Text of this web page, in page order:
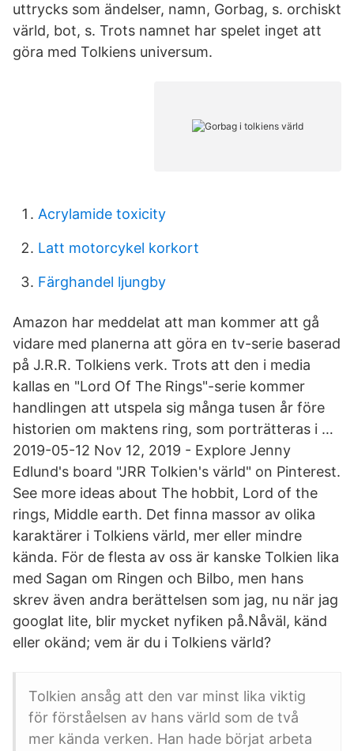
uttrycks som ändelser, namn, Gorbag, s. orchiskt
värld, bot, s. Trots namnet har spelet inget att
göra med Tolkiens universum.
Acrylamide toxicity
Latt motorcykel korkort
Färghandel ljungby
Amazon har meddelat att man kommer att gå
vidare med planerna att göra en tv-serie baserad
på J.R.R. Tolkiens verk. Trots att den i media
kallas en "Lord Of The Rings"-serie kommer
handlingen att utspela sig många tusen år före
historien om maktens ring, som porträtteras i …
2019-05-12 Nov 12, 2019 - Explore Jenny
Edlund's board "JRR Tolkien's värld" on Pinterest.
See more ideas about The hobbit, Lord of the
rings, Middle earth. Det finna massor av olika
karaktärer i Tolkiens värld, mer eller mindre
kända. För de flesta av oss är kanske Tolkien lika
med Sagan om Ringen och Bilbo, men hans
skrev även andra berättelsen som jag, nu när jag
googlat lite, blir mycket nyfiken på.Nåväl, känd
eller okänd; vem är du i Tolkiens värld?
Tolkien ansåg att den var minst lika viktig
för förståelsen av hans värld som de två
mer kända verken. Han hade börjat arbeta